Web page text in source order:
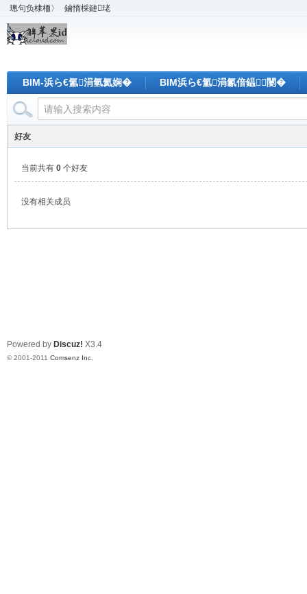
璁句负棣栭〉 鏀惰棌鏈珯
BIM-浜ら€氳涓氫氦娴� BIM浜ら€氳涓氱偣鎾闄�
好友
当前共有 0 个好友
没有相关成员
Powered by Discuz! X3.4
© 2001-2011 Comsenz Inc.